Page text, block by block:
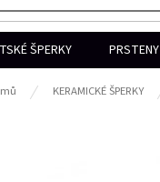
ŠPERKY PRSTENY
KERAMICKÉ ŠPERKY